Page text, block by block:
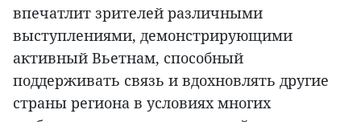
впечатлит зрителей различными
выступлениями, демонстрирующими
активный Вьетнам, способный
поддерживать связь и вдохновлять другие
страны региона в условиях многих